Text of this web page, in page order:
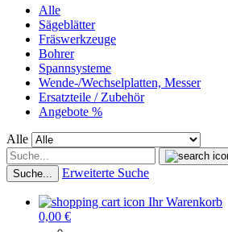
Alle
Sägeblätter
Fräswerkzeuge
Bohrer
Spannsysteme
Wende-/Wechselplatten, Messer
Ersatzteile / Zubehör
Angebote %
Alle
Suche... Erweiterte Suche
Ihr Warenkorb
0,00 €